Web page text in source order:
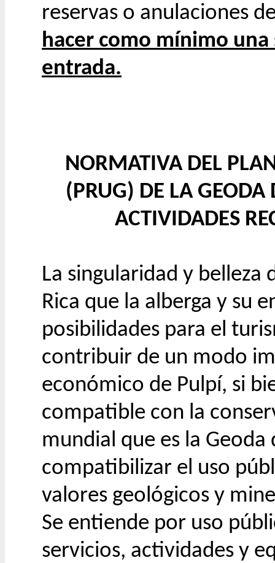
reservas o anulaciones
hacer como mínimo
entrada.
NORMATIVA DEL
(PRUG) DE LA
ACTIVIDADES
La singularidad y belleza
Rica que la alberga y su
posibilidades para el
contribuir de un modo
económico de Pulpí, si
compatible con la
mundial que es la
compatibilizar el uso
valores geológicos y
Se entiende por uso
servicios, actividades y